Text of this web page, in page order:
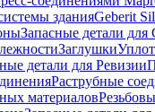
зданияGeberit
Запасные детали
Заглушки
детали для Ревизии
Раструбные
материалов